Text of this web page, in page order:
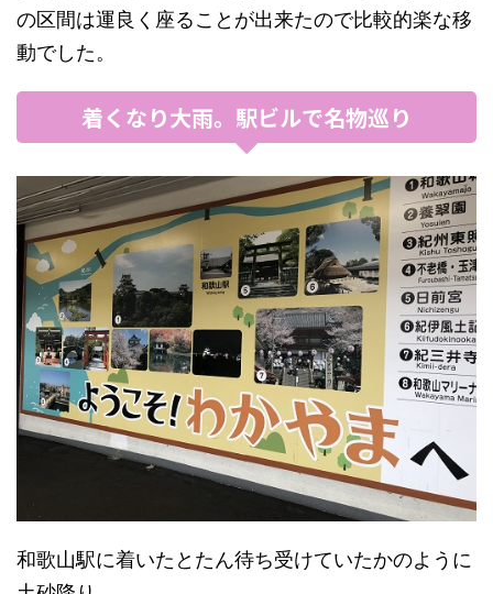
の区間は運良く座ることが出来たので比較的楽な移
動でした。
着くなり大雨。駅ビルで名物巡り
和歌山駅に着いたとたん待ち受けていたかのように